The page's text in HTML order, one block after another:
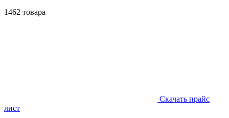
1462 товара
Скачать прайс
лист